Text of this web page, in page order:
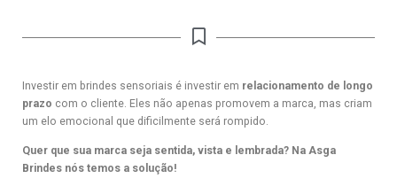
Investir em brindes sensoriais é investir em relacionamento de longo
prazo com o cliente. Eles não apenas promovem a marca, mas criam
um elo emocional que dificilmente será rompido.
Quer que sua marca seja sentida, vista e lembrada? Na Asga
Brindes nós temos a solução!